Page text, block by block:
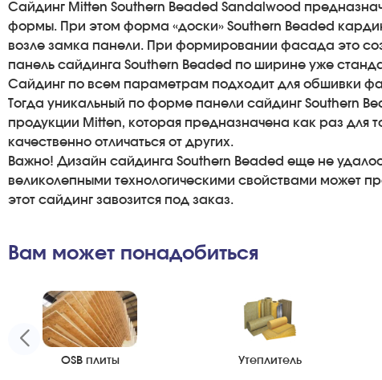
Сайдинг Mitten Southern Beaded Sandalwood
формы. При этом форма «доски» Southern Beaded
возле замка панели. При формировании фасада это
панель сайдинга Southern Beaded по ширине уже
Сайдинг по всем параметрам подходит для обшивки
Тогда уникальный по форме панели сайдинг Southern
продукции Mitten, которая предназначена как раз для
качественно отличаться от других.
Важно! Дизайн сайдинга Southern Beaded еще не
великолепными технологическими свойствами может
этот сайдинг завозится под заказ.
Вам может понадобиться
OSB плиты Утеплитель